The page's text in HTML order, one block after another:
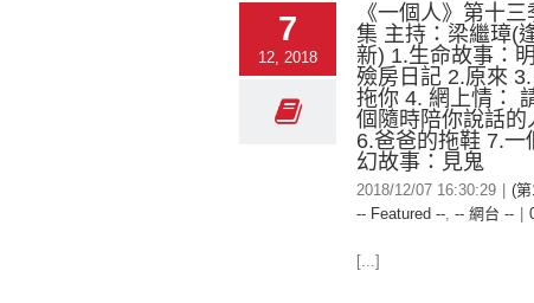
7
12, 2018
《一個人》第十
集 主持：梁繼璋(
新) 1.生命故事：
殮房日記 2.原來
拖你 4. 網上情：
個隨時陪你說話的
6.爸爸的拖鞋 7.一
幻故事：見鬼
2018/12/07 16:30:29 (
-- Featured --, -- 網台 --
[...]